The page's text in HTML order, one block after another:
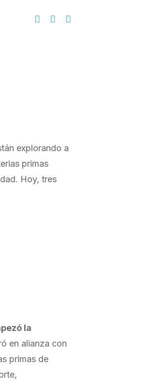



explorando a
primas
Hoy, tres
la
en alianza con
primas de